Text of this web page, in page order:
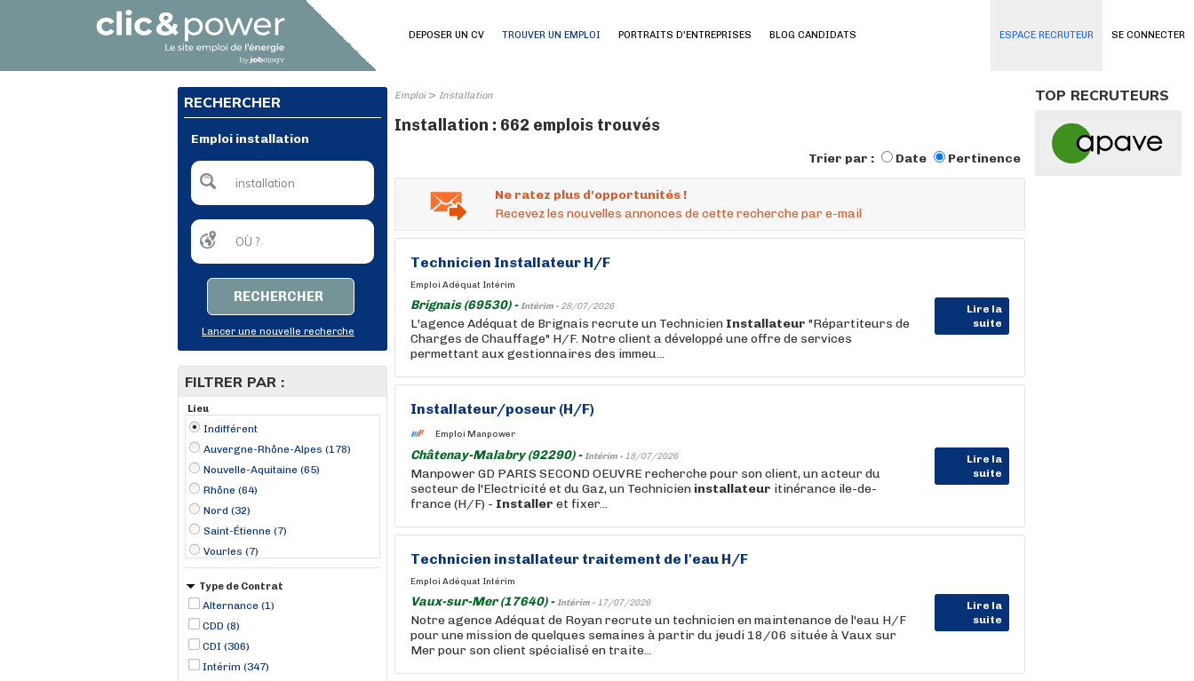
SE CONNECTER
DEPOSER UN CV TROUVER UN EMPLOI PORTRAITS D'ENTREPRISES BLOG CANDIDATS ESPACE RECRUTEUR
RECHERCHER
Emploi installation
RECHERCHER
Lancer une nouvelle recherche
FILTRER PAR :
Lieu
Indifférent
Auvergne-Rhône-Alpes (178)
Nouvelle-Aquitaine (65)
Rhône (64)
Nord (32)
Saint-Étienne (7)
Vourles (7)
Clermont-Ferrand (6)
Toulouse (6)
Chalon-sur-Saône (5)
Chassieu (5)
Metz (5)
Saint-Priest (5)
Type de Contrat
Alternance (1)
CDD (8)
CDI (306)
Intérim (347)
Emploi> Installation
Installation : 662 emplois trouvés
Trier par : Date Pertinence
Ne ratez plus d'opportunités !
Recevez les nouvelles annonces de cette recherche par e-mail
Technicien Installateur H/F
Emploi Adéquat Intérim
Brignais (69530) -Intérim - 28/07/2026
Lire la
suite
L'agence Adéquat de Brignais recrute un Technicien Installateur "Répartiteurs de
Charges de Chauffage" H/F. Notre client a développé une offre de services
permettant aux gestionnaires des immeu...
Installateur/poseur (H/F)
Emploi Manpower
Châtenay-Malabry (92290) -Intérim - 18/07/2026
Lire la
suite
Manpower GD PARIS SECOND OEUVRE recherche pour son client, un acteur du
secteur de l'Electricité et du Gaz, un Technicien installateur itinérance ile-de-
france (H/F) - Installer et fixer...
Technicien installateur traitement de l'eau H/F
Emploi Adéquat Intérim
Vaux-sur-Mer (17640) -Intérim - 17/07/2026
Lire la
suite
Notre agence Adéquat de Royan recrute un technicien en maintenance de l'eau H/F
pour une mission de quelques semaines à partir du jeudi 18/06 située à Vaux sur
Mer pour son client spécialisé en traite...
TOP RECRUTEURS